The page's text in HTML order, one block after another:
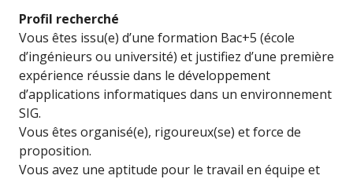
Profil recherché
Vous êtes issu(e) d’une formation Bac+5 (école
d’ingénieurs ou université) et justifiez d’une première
expérience réussie dans le développement
d’applications informatiques dans un environnement
SIG.
Vous êtes organisé(e), rigoureux(se) et force de
proposition.
Vous avez une aptitude pour le travail en équipe et